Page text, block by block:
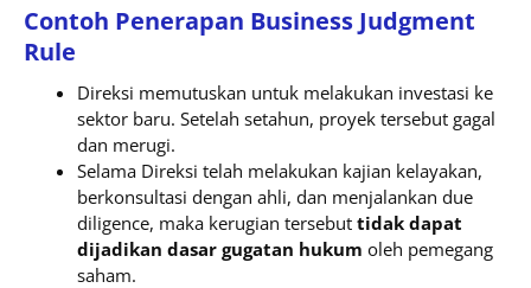
Contoh Penerapan Business Judgment
Rule
Direksi memutuskan untuk melakukan investasi ke
sektor baru. Setelah setahun, proyek tersebut gagal
dan merugi.
Selama Direksi telah melakukan kajian kelayakan,
berkonsultasi dengan ahli, dan menjalankan due
diligence, maka kerugian tersebut tidak dapat
dijadikan dasar gugatan hukum oleh pemegang
saham.